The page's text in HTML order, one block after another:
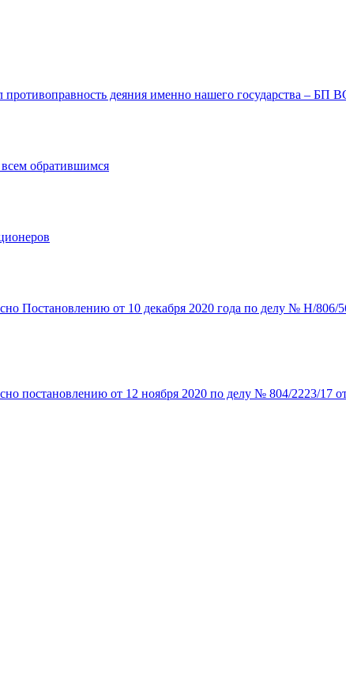
деяния именно нашего государства – БП
всем обратившимся
Постановлению от 10 декабря 2020 года по делу № Н/806/
постановлению от 12 ноября 2020 по делу № 804/2223/17